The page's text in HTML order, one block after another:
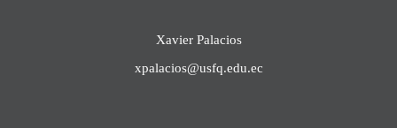
Xavier Palacios
xpalacios@usfq.edu.ec